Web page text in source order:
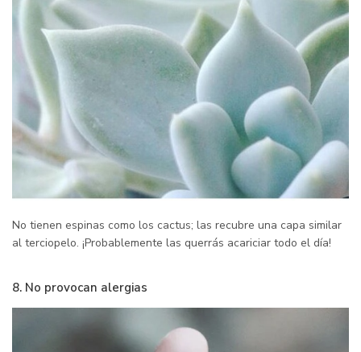
No tienen espinas como los cactus; las recubre una capa similar
al terciopelo. ¡Probablemente las querrás acariciar todo el día!
8. No provocan alergias